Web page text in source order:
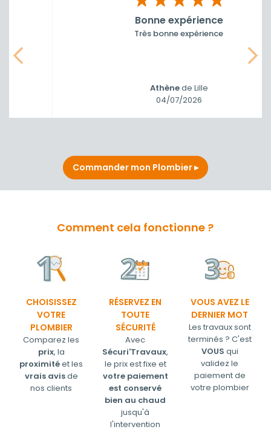
Bonne expérience
Très bonne expérience
de Lille
04/07/2026
Précedent
Commander mon Plombier
Comment cela fonctionne ?
CHOISISSEZ
VOTRE
PLOMBIER
Comparez les
prix, la
proximitéet les
vrais avisde
nos clients
RÉSERVEZ EN
TOUTE
SÉCURITÉ
Avec
Sécuri'Travaux,
le prix est fixe et
votre paiement
est conservé
bien au chaud
jusqu'à
l'intervention
VOUS AVEZ LE
DERNIER MOT
Les travaux sont
terminés ? C'est
VOUS qui
validez le
paiement de
votre plombier